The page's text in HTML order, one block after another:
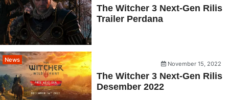
The Witcher 3 Next-Gen Rilis
Trailer Perdana
News
November 15, 2022
The Witcher 3 Next-Gen Rilis
Desember 2022